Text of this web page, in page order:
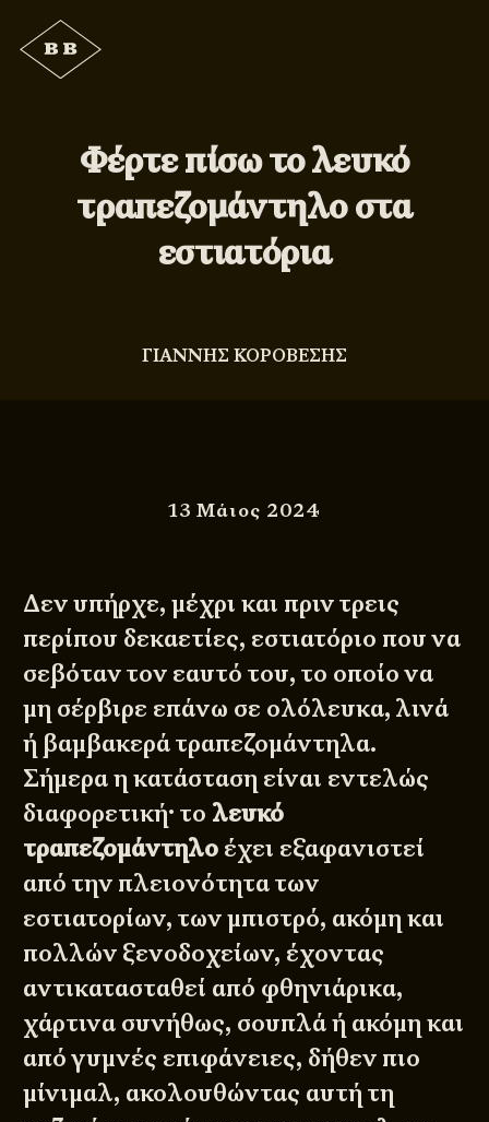
Φέρτε πίσω το λευκό
τραπεζομάντηλο στα
εστιατόρια
ΓΙΑΝΝΗΣ ΚΟΡΟΒΕΣΗΣ
13 Μάιος 2024
Δεν υπήρχε, μέχρι και πριν τρεις
περίπου δεκαετίες, εστιατόριο που να
σεβόταν τον εαυτό του, το οποίο να
μη σέρβιρε επάνω σε ολόλευκα, λινά
ή βαμβακερά τραπεζομάντηλα.
Σήμερα η κατάσταση είναι εντελώς
διαφορετική· το λευκό
τραπεζομάντηλο έχει εξαφανιστεί
από την πλειονότητα των
εστιατορίων, των μπιστρό, ακόμη και
πολλών ξενοδοχείων, έχοντας
αντικατασταθεί από φθηνιάρικα,
χάρτινα συνήθως, σουπλά ή ακόμη και
από γυμνές επιφάνειες, δήθεν πιο
μίνιμαλ, ακολουθώντας αυτή τη